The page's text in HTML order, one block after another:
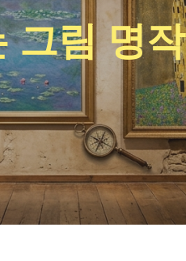
그림 명작